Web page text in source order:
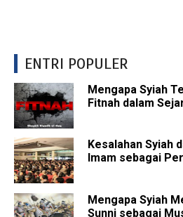
ENTRI POPULER
Mengapa Syiah
Fitnah dalam
Kesalahan Syiah
Imam sebagai
Mengapa Syiah
Sunni sebagai